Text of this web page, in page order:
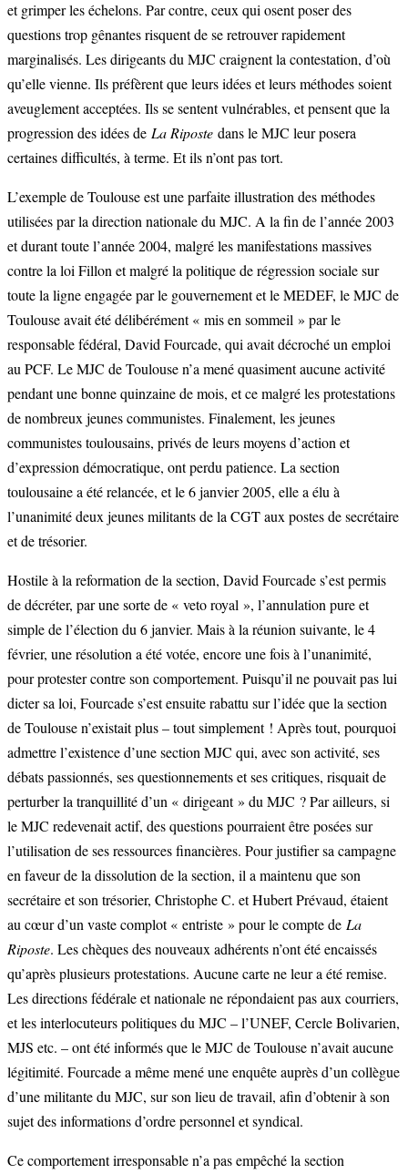
et grimper les échelons. Par contre, ceux qui osent poser des
questions trop gênantes risquent de se retrouver rapidement
marginalisés. Les dirigeants du MJC craignent la contestation, d’où
qu’elle vienne. Ils préfèrent que leurs idées et leurs méthodes soient
aveuglement acceptées. Ils se sentent vulnérables, et pensent que la
progression des idées de La Riposte dans le MJC leur posera
certaines difficultés, à terme. Et ils n’ont pas tort.
L’exemple de Toulouse est une parfaite illustration des méthodes
utilisées par la direction nationale du MJC. A la fin de l’année 2003
et durant toute l’année 2004, malgré les manifestations massives
contre la loi Fillon et malgré la politique de régression sociale sur
toute la ligne engagée par le gouvernement et le MEDEF, le MJC de
Toulouse avait été délibérément « mis en sommeil » par le
responsable fédéral, David Fourcade, qui avait décroché un emploi
au PCF. Le MJC de Toulouse n’a mené quasiment aucune activité
pendant une bonne quinzaine de mois, et ce malgré les protestations
de nombreux jeunes communistes. Finalement, les jeunes
communistes toulousains, privés de leurs moyens d’action et
d’expression démocratique, ont perdu patience. La section
toulousaine a été relancée, et le 6 janvier 2005, elle a élu à
l’unanimité deux jeunes militants de la CGT aux postes de secrétaire
et de trésorier.
Hostile à la reformation de la section, David Fourcade s’est permis
de décréter, par une sorte de « veto royal », l’annulation pure et
simple de l’élection du 6 janvier. Mais à la réunion suivante, le 4
février, une résolution a été votée, encore une fois à l’unanimité,
pour protester contre son comportement. Puisqu’il ne pouvait pas lui
dicter sa loi, Fourcade s’est ensuite rabattu sur l’idée que la section
de Toulouse n’existait plus – tout simplement ! Après tout, pourquoi
admettre l’existence d’une section MJC qui, avec son activité, ses
débats passionnés, ses questionnements et ses critiques, risquait de
perturber la tranquillité d’un « dirigeant » du MJC ? Par ailleurs, si
le MJC redevenait actif, des questions pourraient être posées sur
l’utilisation de ses ressources financières. Pour justifier sa campagne
en faveur de la dissolution de la section, il a maintenu que son
secrétaire et son trésorier, Christophe C. et Hubert Prévaud, étaient
au cœur d’un vaste complot « entriste » pour le compte de La
Riposte. Les chèques des nouveaux adhérents n’ont été encaissés
qu’après plusieurs protestations. Aucune carte ne leur a été remise.
Les directions fédérale et nationale ne répondaient pas aux courriers,
et les interlocuteurs politiques du MJC – l’UNEF, Cercle Bolivarien,
MJS etc. – ont été informés que le MJC de Toulouse n’avait aucune
légitimité. Fourcade a même mené une enquête auprès d’un collègue
d’une militante du MJC, sur son lieu de travail, afin d’obtenir à son
sujet des informations d’ordre personnel et syndical.
Ce comportement irresponsable n’a pas empêché la section